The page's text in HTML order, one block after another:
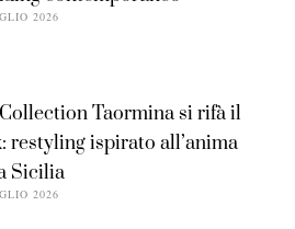
2026
Taormina si rifà il
restyling ispirato all’anima
Sicilia
2026